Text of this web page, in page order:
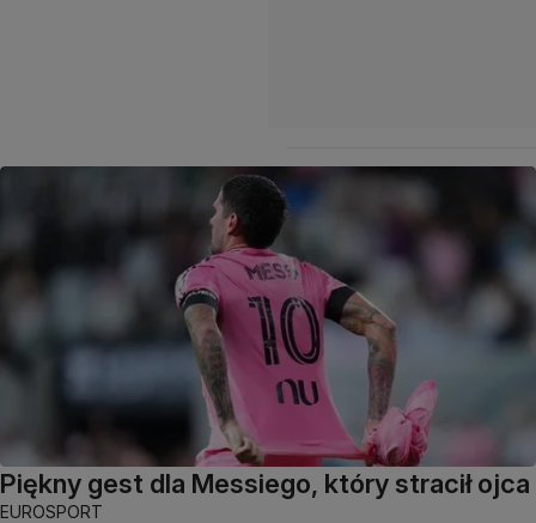
Piękny gest dla Messiego, który stracił ojca
EUROSPORT